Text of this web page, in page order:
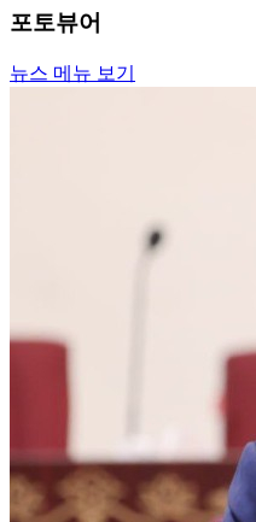
포토뷰어
뉴스 메뉴 보기